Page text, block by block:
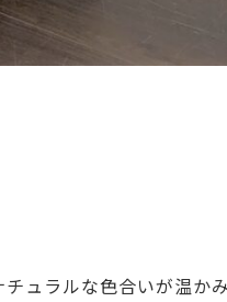
ュラルな色合いが温か